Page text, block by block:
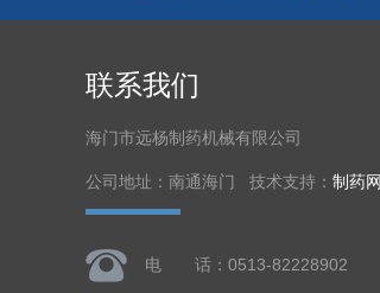
联系我们
海门市远杨制药机械有限公司
公司地址：南通海门 技术支持： 制药网
电 话：0513-82228902